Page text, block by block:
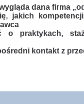
dana firma
jakich
o praktykach,
kontakt z